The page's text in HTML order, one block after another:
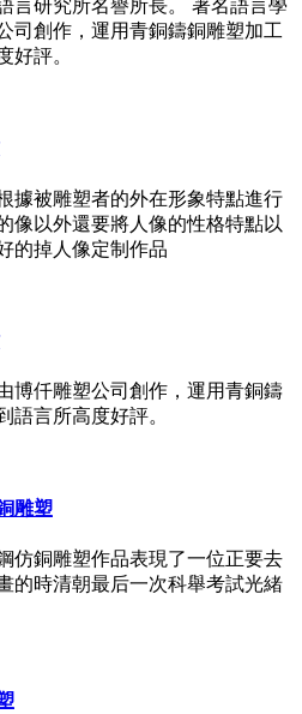
言研究所名譽所長。 著名語言學
司創作，運用青銅鑄銅雕塑加工
好評。
據被雕塑者的外在形象特點進行
像以外還要將人像的性格特點以
的掉人像定制作品
博仟雕塑公司創作，運用青銅鑄
語言所高度好評。
雕塑
仿銅雕塑作品表現了一位正要去
的時清朝最后一次科舉考試光緒